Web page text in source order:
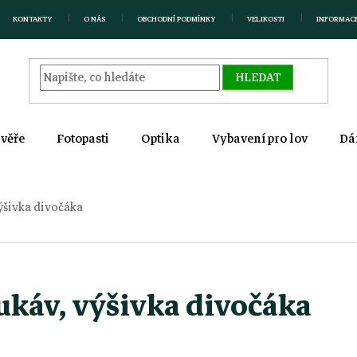
KONTAKTY O NÁS OBCHODNÍ PODMÍNKY VELIKOSTI
HLEDAT
Fotopasti Optika Vybavení pro lov
divočáka
výšivka divočáka